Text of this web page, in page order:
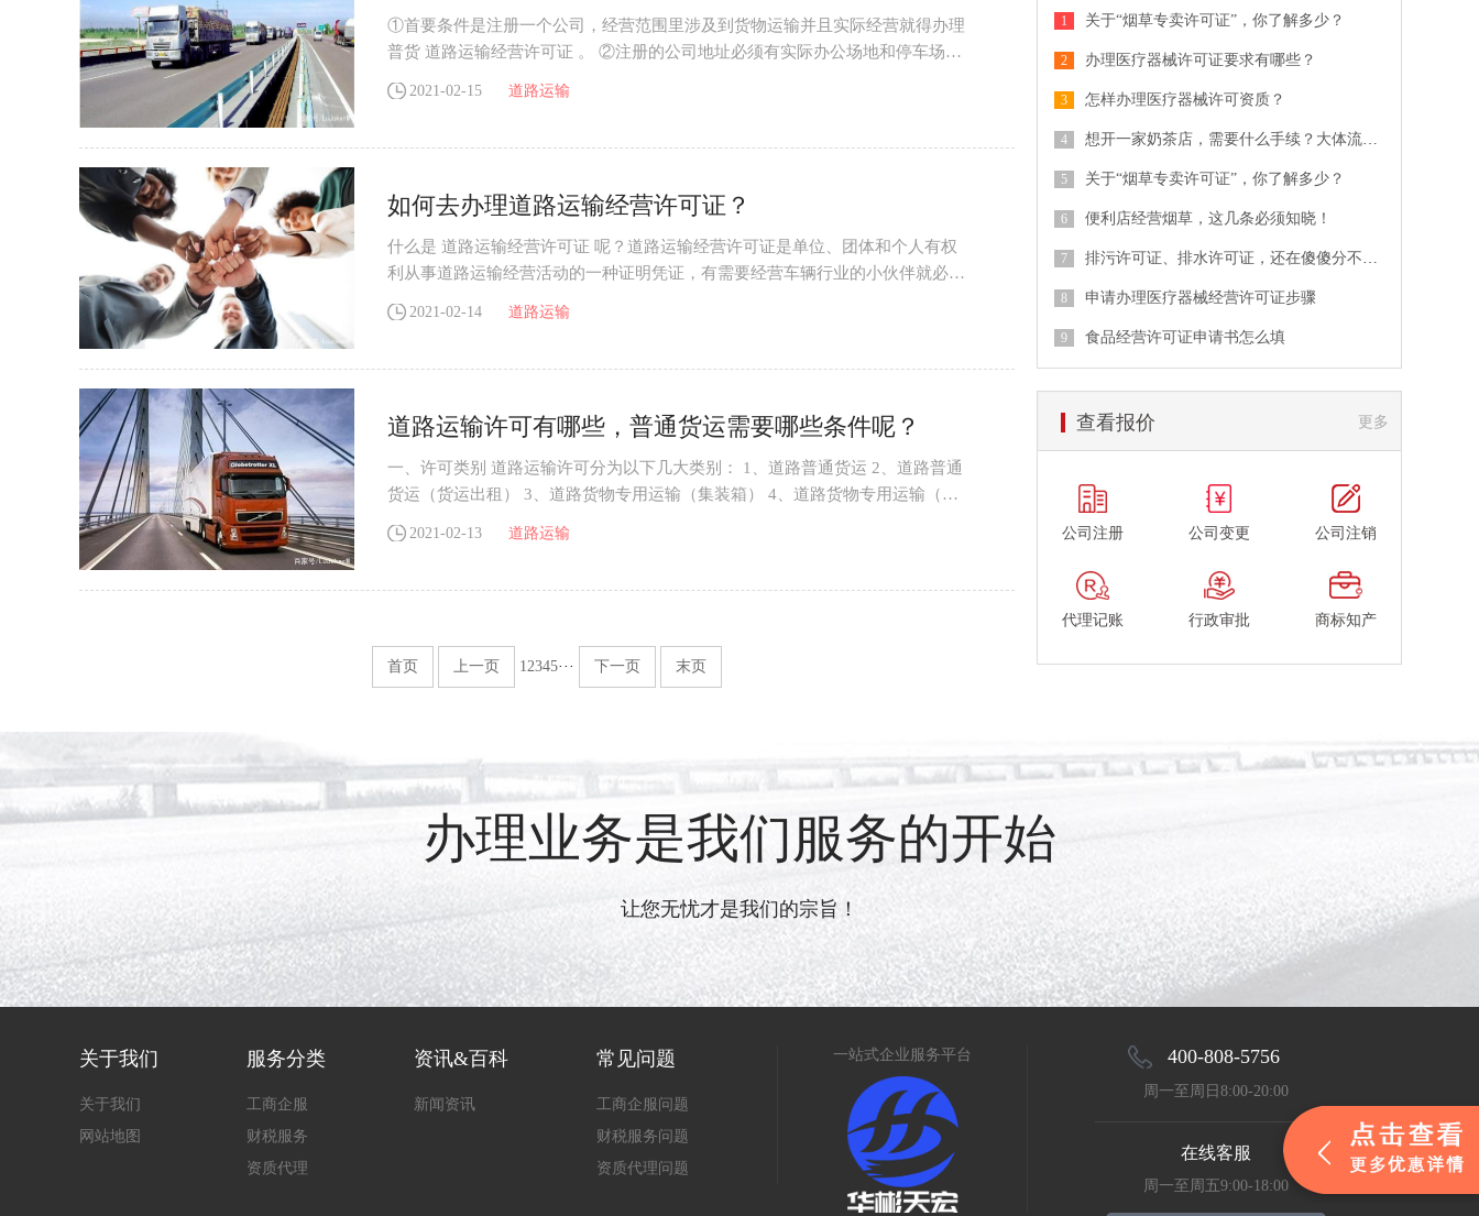
①首要条件是注册一个公司，经营范围里涉及到货物运输并且实际经营就得办理
普货 道路运输经营许可证 。 ②注册的公司地址必须有实际办公场地和停车场
2021-02-15 道路运输
如何去办理道路运输经营许可证？
什么是 道路运输经营许可证 呢？道路运输经营许可证是单位、团体和个人有权
利从事道路运输经营活动的一种证明凭证，有需要经营车辆行业的小伙伴就必须
2021-02-14 道路运输
道路运输许可有哪些，普通货运需要哪些条件呢？
一、许可类别 道路运输许可分为以下几大类别： 1、道路普通货运 2、道路普通
货运（货运出租） 3、道路货物专用运输（集装箱） 4、道路货物专用运输（清
2021-02-13 道路运输
首页 上一页 12345··· 下一页 末页
证
关于“烟草专卖许可证”，你了解多少？
办理医疗器械许可证要求有哪些？
怎样办理医疗器械许可资质？
想开一家奶茶店，需要什么手续？大体流程是什么？
关于“烟草专卖许可证”，你了解多少？
便利店经营烟草，这几条必须知晓！
排污许可证、排水许可证，还在傻傻分不清？
申请办理医疗器械经营许可证步骤
食品经营许可证申请书怎么填
查看报价 更多
公司注册 公司变更 公司注销
代理记账 行政审批 商标知产
办理业务是我们服务的开始
让您无忧才是我们的宗旨！
关于我们
关于我们
网站地图
服务分类
工商企服
财税服务
资质代理
资讯&百科
新闻资讯
常见问题
工商企服问题
财税服务问题
资质代理问题
一站式企业服务平台 400-808-5756
周一至周日8:00-20:00
在线客服
周一至周五9:00-18:00